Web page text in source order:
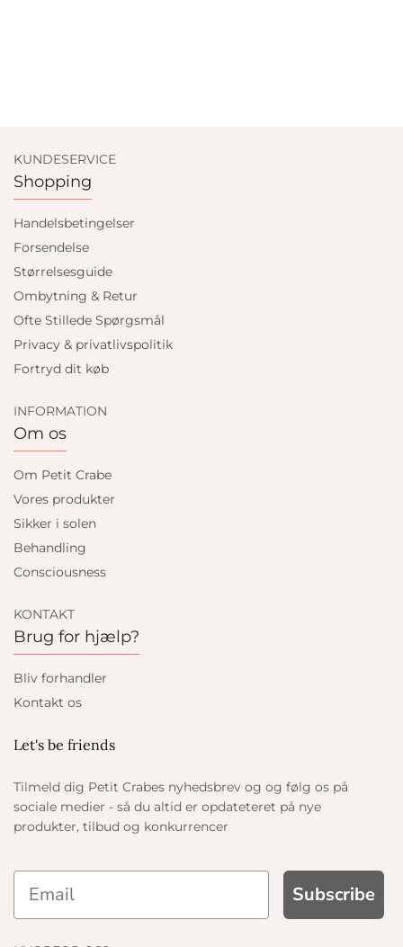
KUNDESERVICE
Shopping
Handelsbetingelser
Forsendelse
Størrelsesguide
Ombytning & Retur
Ofte Stillede Spørgsmål
Privacy & privatlivspolitik
Fortryd dit køb
INFORMATION
Om os
Om Petit Crabe
Vores produkter
Sikker i solen
Behandling
Consciousness
KONTAKT
Brug for hjælp?
Bliv forhandler
Kontakt os
Let's be friends
Tilmeld dig Petit Crabes nyhedsbrev og og følg os på
sociale medier - så du altid er opdateteret på nye
produkter, tilbud og konkurrencer
Subscribe